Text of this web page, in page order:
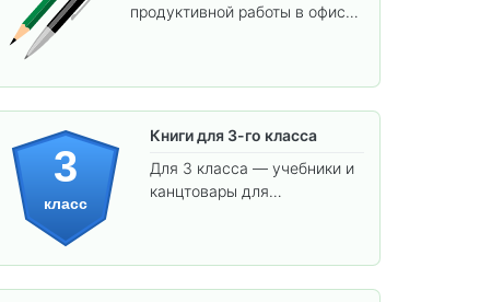
продуктивной работы в офисе
3
класс
Книги для 3-го класса
Для 3 класса — учебники и
канцтовары для